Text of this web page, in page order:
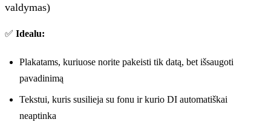
valdymas)
✅ Idealu:
Plakatams, kuriuose norite pakeisti tik datą, bet išsaugoti
pavadinimą
Tekstui, kuris susilieja su fonu ir kurio DI automatiškai
neaptinka